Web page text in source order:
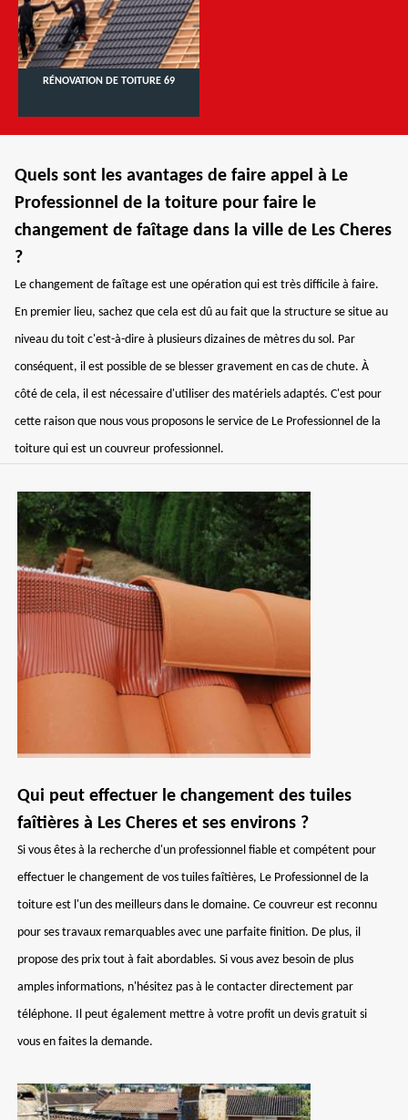
RÉNOVATION DE TOITURE 69
Quels sont les avantages de faire appel à Le
Professionnel de la toiture pour faire le
changement de faîtage dans la ville de Les Cheres
?
Le changement de faîtage est une opération qui est très difficile à faire.
En premier lieu, sachez que cela est dû au fait que la structure se situe au
niveau du toit c'est-à-dire à plusieurs dizaines de mètres du sol. Par
conséquent, il est possible de se blesser gravement en cas de chute. À
côté de cela, il est nécessaire d'utiliser des matériels adaptés. C'est pour
cette raison que nous vous proposons le service de Le Professionnel de la
toiture qui est un couvreur professionnel.
Qui peut effectuer le changement des tuiles
faîtières à Les Cheres et ses environs ?
Si vous êtes à la recherche d'un professionnel fiable et compétent pour
effectuer le changement de vos tuiles faîtières, Le Professionnel de la
toiture est l'un des meilleurs dans le domaine. Ce couvreur est reconnu
pour ses travaux remarquables avec une parfaite finition. De plus, il
propose des prix tout à fait abordables. Si vous avez besoin de plus
amples informations, n'hésitez pas à le contacter directement par
téléphone. Il peut également mettre à votre profit un devis gratuit si
vous en faites la demande.